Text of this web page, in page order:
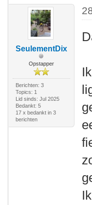
SeulementDix
Opstapper
Berichten: 3
Topics: 1
Lid sinds: Jul 2025
Bedankt: 5
17 x bedankt in 3
berichten